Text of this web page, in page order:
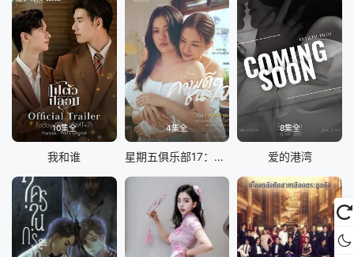
10集全
我和谁
4集全
星期五俱乐部17：善良赢得人心
8集全
爱的港湾